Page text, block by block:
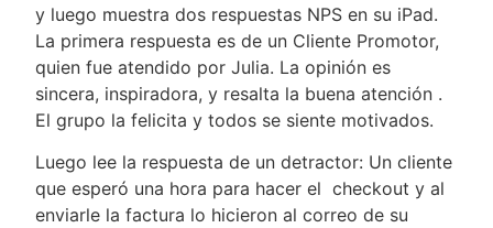
y luego muestra dos respuestas NPS en su iPad.
La primera respuesta es de un Cliente Promotor,
quien fue atendido por Julia. La opinión es
sincera, inspiradora, y resalta la buena atención .
El grupo la felicita y todos se siente motivados.
Luego lee la respuesta de un detractor: Un cliente
que esperó una hora para hacer el checkout y al
enviarle la factura lo hicieron al correo de su